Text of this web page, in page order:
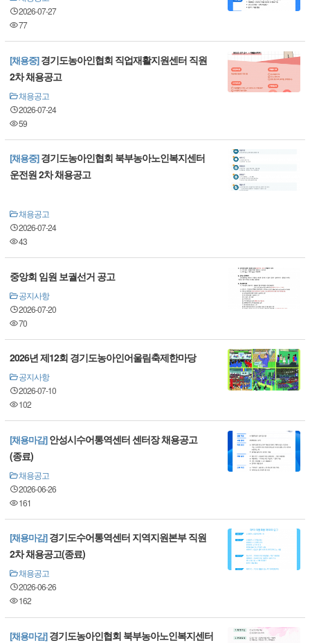
2026-07-27
77
[채용중] 경기도농아인협회 직업재활지원센터 직원
2차 채용공고
채용공고
2026-07-24
59
[채용중] 경기도농아인협회 북부농아노인복지센터
운전원 2차 채용공고
채용공고
2026-07-24
43
중앙회 임원 보궐선거 공고
공지사항
2026-07-20
70
2026년 제12회 경기도농아인어울림축제한마당
공지사항
2026-07-10
102
[채용마감] 안성시수어통역센터 센터장 채용공고
(종료)
채용공고
2026-06-26
161
[채용마감] 경기도수어통역센터 지역지원본부 직원
2차 채용공고(종료)
채용공고
2026-06-26
162
[채용마감] 경기도농아인협회 북부농아노인복지센터